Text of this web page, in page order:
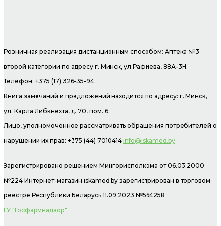
Розничная реализация дистанционным способом: Аптека №3
второй категории по адресу г. Минск, ул.Рафиева, 88А-3Н.
Телефон: +375 (17) 326-35-94
Книга замечаний и предложений находится по адресу: г. Минск,
ул. Карла Либкнехта, д. 70, пом. 6.
Лицо, уполномоченное рассматривать обращения потребителей о
нарушении их прав: +375 (44) 7010414 info@iskamed.by
Зарегистрировано решением Мингорисполкома от 06.03.2000
№224 Интернет-магазин iskamed.by зарегистрирован в торговом
реестре Республики Беларусь 11.09.2023 №564258
ГУ "Госфармнадзор"